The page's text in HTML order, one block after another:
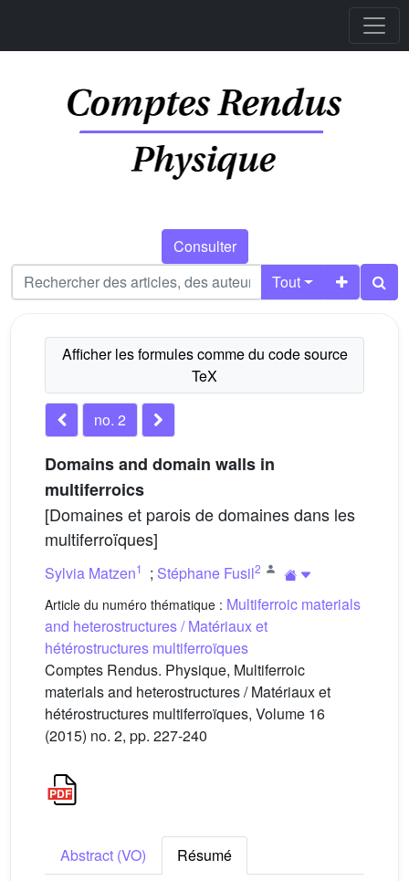
Consulter
Tout
no. 2
Domains and domain walls in
multiferroics
[Domaines et parois de domaines dans les
multiferroïques]
Sylvia Matzen1 ; Stéphane Fusil2
Article du numéro thématique : Multiferroic materials
and heterostructures / Matériaux et
hétérostructures multiferroïques
Comptes Rendus. Physique, Multiferroic
materials and heterostructures / Matériaux et
hétérostructures multiferroïques, Volume 16
(2015) no. 2, pp. 227-240
Abstract (VO)
Résumé